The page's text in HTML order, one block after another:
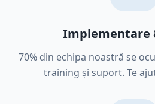
Implementare
70% din echipa noastră se
training și suport. Te